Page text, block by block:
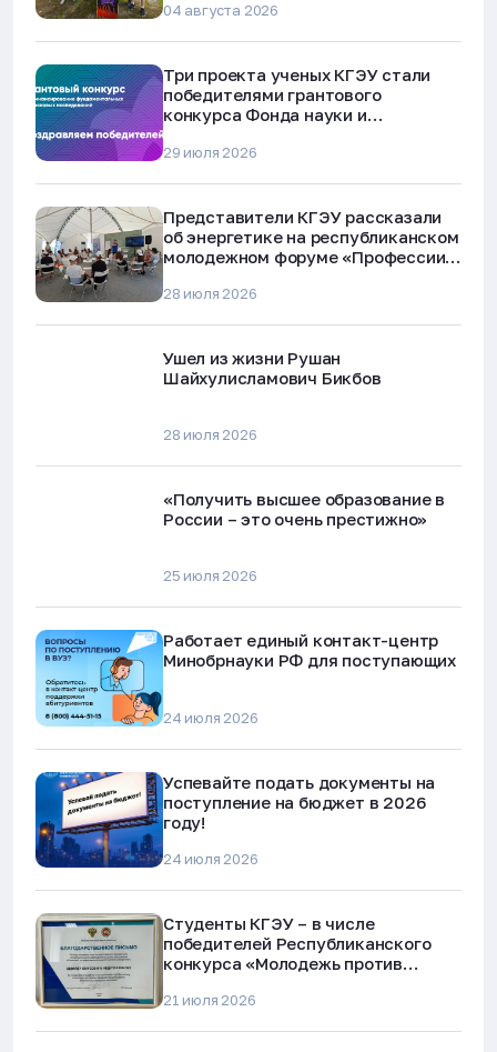
04 августа 2026
Три проекта ученых КГЭУ стали
победителями грантового
конкурса Фонда науки и
29 июля 2026
Представители КГЭУ рассказали
об энергетике на республиканском
молодежном форуме «Профессии
28 июля 2026
Ушел из жизни Рушан
Шайхулисламович Бикбов
28 июля 2026
«Получить высшее образование в
России – это очень престижно»
25 июля 2026
Работает единый контакт-центр
Минобрнауки РФ для поступающих
24 июля 2026
Успевайте подать документы на
поступление на бюджет в 2026
году!
24 июля 2026
Студенты КГЭУ – в числе
победителей Республиканского
конкурса «Молодежь против
мошенничества»
21 июля 2026